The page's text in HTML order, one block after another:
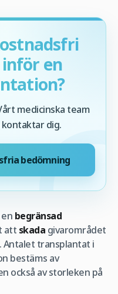
en
medicinska team
dig.
bedömning
begränsad
att skada givarområdet
Antalet transplantat i
bestäms av
också av storleken på